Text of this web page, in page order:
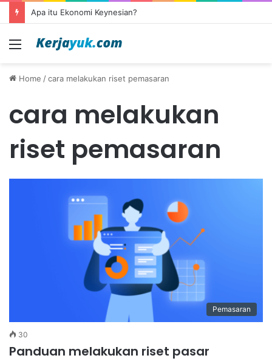
Apa itu Ekonomi Keynesian?
Menu
Home /cara melakukan riset pemasaran
cara melakukan
riset pemasaran
Pemasaran
30
Panduan melakukan riset pasar